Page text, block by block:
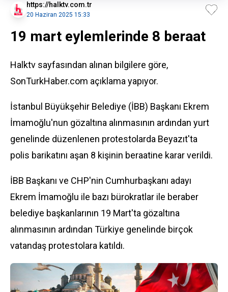
https://halktv.com.tr
20 Haziran 2025 15:33
19 mart eylemlerinde 8 beraat
Halktv sayfasından alınan bilgilere göre,
SonTurkHaber.com açıklama yapıyor.
İstanbul Büyükşehir Belediye (İBB) Başkanı Ekrem
İmamoğlu'nun gözaltına alınmasının ardından yurt
genelinde düzenlenen protestolarda Beyazıt'ta
polis barikatını aşan 8 kişinin beraatine karar verildi.
İBB Başkanı ve CHP'nin Cumhurbaşkanı adayı
Ekrem İmamoğlu ile bazı bürokratlar ile beraber
belediye başkanlarının 19 Mart'ta gözaltına
alınmasının ardından Türkiye genelinde birçok
vatandaş protestolara katıldı.